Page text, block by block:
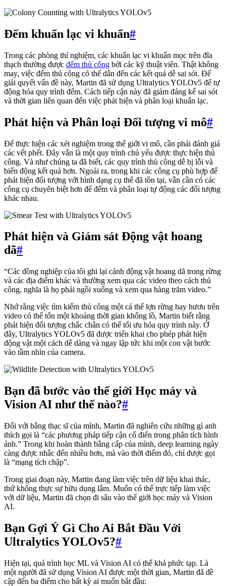
Đếm khuẩn lạc vi khuẩn#
Trong các phòng thí nghiệm, các khuẩn lạc vi khuẩn mọc trên đĩa
thạch thường được đếm thủ công bởi các kỹ thuật viên. Thật không
may, việc đếm thủ công có thể dẫn đến các kết quả dễ sai sót. Để
giải quyết vấn đề này, Martin đã sử dụng Ultralytics YOLOv5 để tự
động hóa quy trình đếm. Cách tiếp cận này đã giảm đáng kể sai sót
và thời gian liên quan đến việc phát hiện và phân loại khuẩn lạc.
Phát hiện và Phân loại Đối tượng vi mô#
Để thực hiện các xét nghiệm trong thế giới vi mô, cần phải đánh giá
các vết phết. Đây vẫn là một quy trình chủ yếu được thực hiện thủ
công. Và như chúng ta đã biết, các quy trình thủ công dễ bị lỗi và
biến động kết quả hơn. Ngoài ra, trong khi các công cụ phù hợp để
phát hiện đối tượng với hình dạng cụ thể đã tồn tại, vẫn cần có các
công cụ chuyên biệt hơn để đếm và phân loại tự động các đối tượng
khác nhau.
Phát hiện và Giám sát Động vật hoang
dã#
“Các đồng nghiệp của tôi ghi lại cảnh động vật hoang dã trong rừng
và các địa điểm khác và thường xem qua các video theo cách thủ
công, nghĩa là họ phải ngồi xuống và xem qua hàng trăm video.”
Nhớ rằng việc tìm kiếm thủ công một cá thể lợn rừng hay hươu trên
video có thể tốn một khoảng thời gian khổng lồ, Martin biết rằng
phát hiện đối tượng chắc chắn có thể tối ưu hóa quy trình này. Ở
đây, Ultralytics YOLOv5 đã được triển khai cho phép phát hiện
động vật một cách dễ dàng và ngay lập tức khi một con vật bước
vào tầm nhìn của camera.
Bạn đã bước vào thế giới Học máy và
Vision AI như thế nào?#
Đối với bằng thạc sĩ của mình, Martin đã nghiên cứu những gì anh
thích gọi là “các phương pháp tiếp cận cổ điển trong phân tích hình
ảnh.” Trong khi hoàn thành bằng cấp của mình, deep learning ngày
càng được nhắc đến nhiều hơn, mà vào thời điểm đó, chỉ được gọi
là “mạng tích chập”.
Trong giai đoạn này, Martin đang làm việc trên dữ liệu khai thác,
thứ không thực sự hữu dụng lắm. Muốn có thể trực tiếp làm việc
với dữ liệu, Martin đã chọn đi sâu vào thế giới học máy và Vision
AI.
Bạn Gợi Ý Gì Cho Ai Bắt Đầu Với
Ultralytics YOLOv5?#
Hiện tại, quá trình học ML và Vision AI có thể khá phức tạp. Là
một người đã sử dụng Vision AI được một thời gian, Martin đã đề
cập đến ba điểm cho bất kỳ ai muốn bắt đầu: